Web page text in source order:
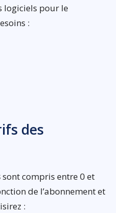
logiciels pour le
:
des
sont compris entre 0 et
de l’abonnement et
: